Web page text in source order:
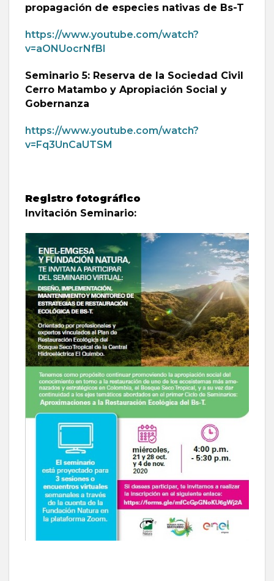
propagación de especies nativas de Bs-T
https://www.youtube.com/watch?
v=aONUocrNfBI
Seminario 5: Reserva de la Sociedad Civil
Cerro Matambo y Apropiación Social y
Gobernanza
https://www.youtube.com/watch?
v=Fq3UnCaUTSM
Registro fotográfico
Invitación Seminario: